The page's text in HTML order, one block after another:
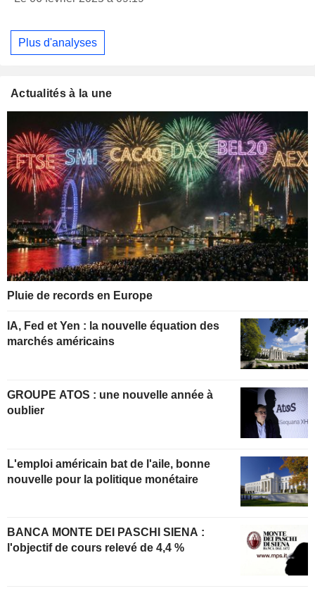
Plus d'analyses
Actualités à la une
Pluie de records en Europe
IA, Fed et Yen : la nouvelle équation des
marchés américains
GROUPE ATOS : une nouvelle année à
oublier
L'emploi américain bat de l'aile, bonne
nouvelle pour la politique monétaire
BANCA MONTE DEI PASCHI SIENA :
l'objectif de cours relevé de 4,4 %